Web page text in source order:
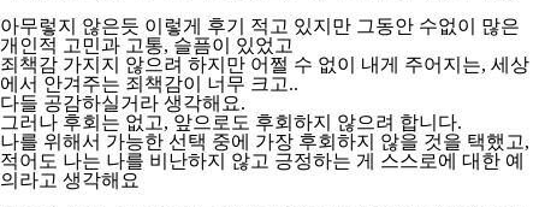
아무렇지 않은듯 이렇게 후기 적고 있지만 그동안 수없이 많은
개인적 고민과 고통, 슬픔이 있었고
죄책감 가지지 않으려 하지만 어쩔 수 없이 내게 주어지는, 세상
에서 안겨주는 죄책감이 너무 크고..
다들 공감하실거라 생각해요.
그러나 후회는 없고, 앞으로도 후회하지 않으려 합니다.
나를 위해서 가능한 선택 중에 가장 후회하지 않을 것을 택했고,
적어도 나는 나를 비난하지 않고 긍정하는 게 스스로에 대한 예
의라고 생각해요